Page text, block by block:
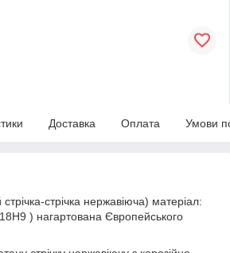
Доставка Оплата Умови
стрічка нержавіюча) матеріал:
) нагартована Європейського